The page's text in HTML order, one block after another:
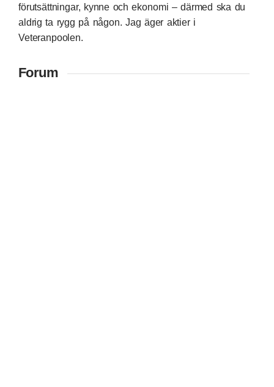
förutsättningar, kynne och ekonomi – därmed ska du
aldrig ta rygg på någon. Jag äger aktier i
Veteranpoolen.
Forum